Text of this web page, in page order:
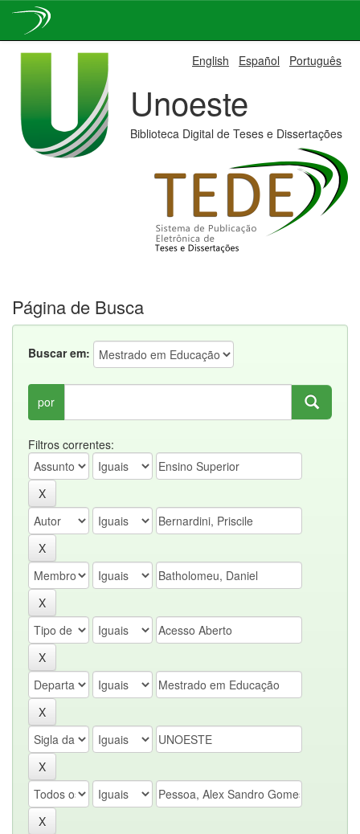
English Español Português
Unoeste
Biblioteca Digital de Teses e Dissertações
Página de Busca
Buscar em:
por
Filtros correntes: